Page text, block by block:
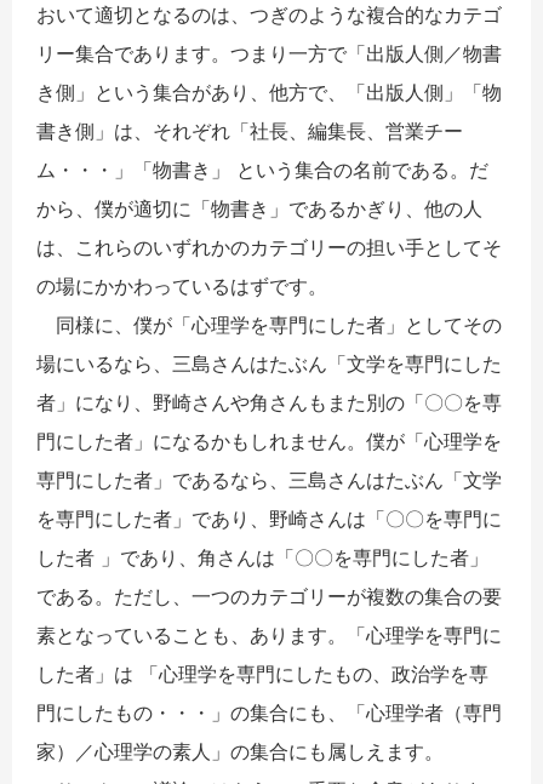
おいて適切となるのは、つぎのような複合的なカテゴ
リー集合であります。つまり一方で「出版人側／物書
き側」という集合があり、他方で、「出版人側」「物
書き側」は、それぞれ「社長、編集長、営業チー
ム・・・」「物書き」 という集合の名前である。だ
から、僕が適切に「物書き」であるかぎり、他の人
は、これらのいずれかのカテゴリーの担い手としてそ
の場にかかわっているはずです。
同様に、僕が「心理学を専門にした者」としてその
場にいるなら 、三島さんはたぶん「文学を専門にした
者」になり、 野崎さんや角さんもまた別の「〇〇を専
門にした者」 になるかもしれま せん。 僕が「心理学を
専門にした者」であるなら、三島さんはたぶん「文学
を専門にした者」であり、野崎さんは「〇〇を専門に
した者 」であり、角さんは「〇〇を専門にした者」
である。ただし、一つのカテゴリーが複数の集合の要
素となっていることも、あります。「心理学を専門に
した者」は 「心理学を専門にしたもの、政治学を専
門にしたもの・・・」の集合にも、「心理学者（専門
家）／心理学の素人」の集合にも属しえます。